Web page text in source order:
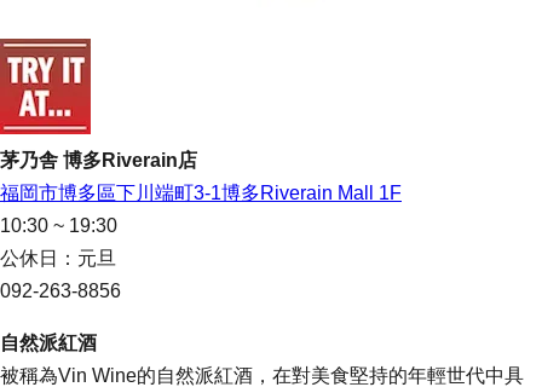
茅乃舎 博多Riverain店
福岡市博多區下川端町3-1博多Riverain Mall 1F
10:30 ~ 19:30
公休日：元旦
092-263-8856
自然派紅酒
被稱為Vin Wine的自然派紅酒，在對美食堅持的年輕世代中具